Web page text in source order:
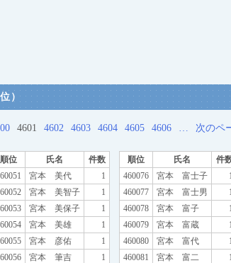
）
4601 4602 4603 4604 4605 4606 … 次のペ
順位 氏名
件数
宮本 美代
1
宮本 美智子
1
宮本 美保子
1
宮本 美雄
1
宮本 彦佑
1
宮本 筆吉
1
順位 氏名
件
460076
宮本 富士子
460077
宮本 富士男
460078
宮本 富子
460079
宮本 富蔵
460080
宮本 富代
460081
宮本 富二